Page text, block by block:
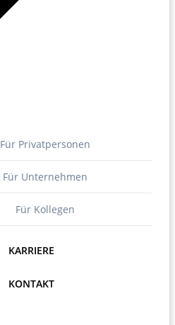
Für Privatpersonen
Für Unternehmen
Für Kollegen
KARRIERE
KONTAKT